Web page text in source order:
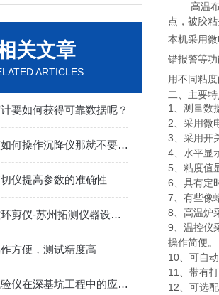
关文章
ARTICLES
要如何获得可靠数据呢？
想知道该如何操作沉降仪那就不要错过本篇
仪提高参数的准确性
液晶微控环剪仪-苏州拓测仪器设备有限公司
方便，测试精度高
真三轴试验仪在深基坑工程中的应用与分析
高温
点，被胶
本机采用
错报警等
用不同粘
二、主要
1、测量数
2、采用微
3、采用开
4、水平显
5、粘度值
6、具有定
7、有些像
8、高温炉
9、温控仪
操作简便。
10、可自
11、带有
12、可选